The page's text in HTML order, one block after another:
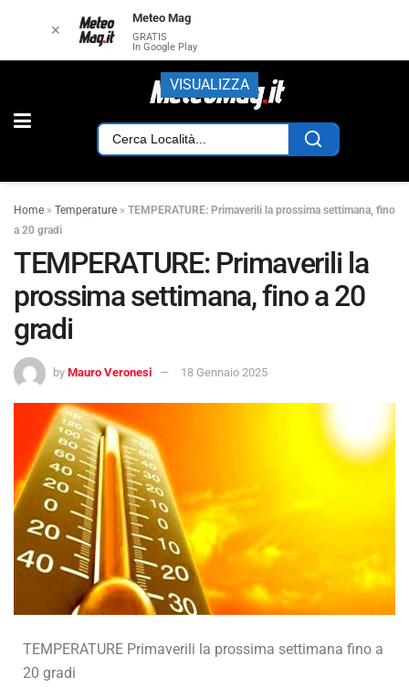
Home » Temperature » TEMPERATURE: Primaverili la prossima settimana, fino
a 20 gradi
TEMPERATURE: Primaverili la
prossima settimana, fino a 20
gradi
by Mauro Veronesi 18 Gennaio 2025
TEMPERATURE Primaverili la prossima settimana fino a
20 gradi
✕
Meteo Mag
GRATIS
In Google Play
VISUALIZZA